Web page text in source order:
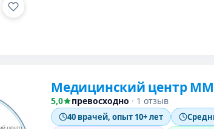
Медицинский центр
5,0 превосходно · 1 отзыв
40 врачей, опыт 10+ лет